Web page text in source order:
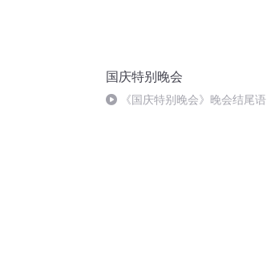
国庆特别晚会
《国庆特别晚会》晚会结尾语